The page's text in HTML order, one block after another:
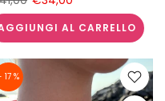
AL CARRELLO
17 %